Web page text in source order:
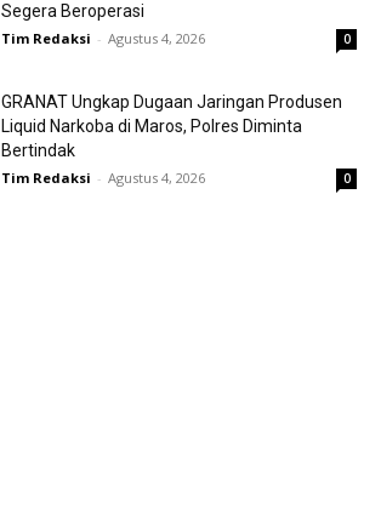
Segera Beroperasi
Tim Redaksi - Agustus 4, 2026 0
GRANAT Ungkap Dugaan Jaringan Produsen
Liquid Narkoba di Maros, Polres Diminta
Bertindak
Tim Redaksi - Agustus 4, 2026 0